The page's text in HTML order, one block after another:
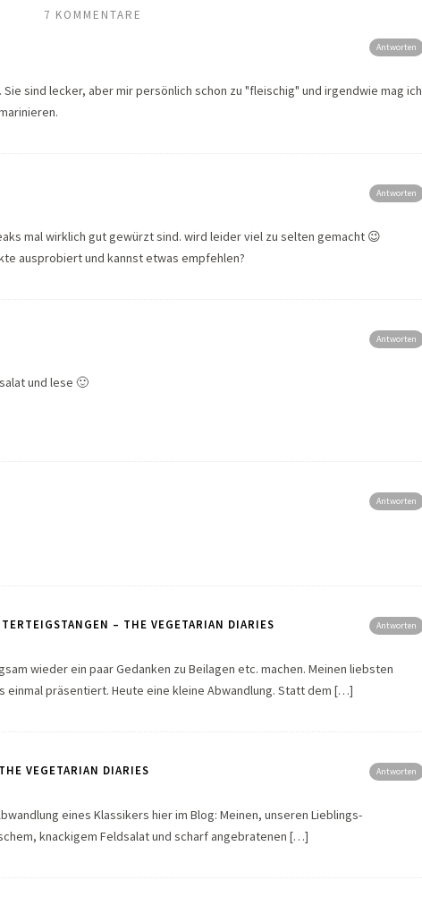
7 KOMMENTARE
Antworten
sind lecker, aber mir persönlich schon zu "fleischig" und irgendwie mag ich
Antworten
mal wirklich gut gewürzt sind. wird leider viel zu selten gemacht 😉
ausprobiert und kannst etwas empfehlen?
Antworten
und lese 🙂
Antworten
Antworten
– THE VEGETARIAN DIARIES
wieder ein paar Gedanken zu Beilagen etc. machen. Meinen liebsten
einmal präsentiert. Heute eine kleine Abwandlung. Statt dem […]
Antworten
VEGETARIAN DIARIES
eines Klassikers hier im Blog: Meinen, unseren Lieblings-
knackigem Feldsalat und scharf angebratenen […]